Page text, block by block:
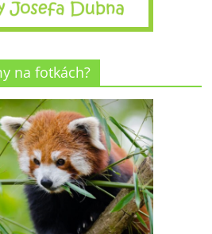
na fotkách?